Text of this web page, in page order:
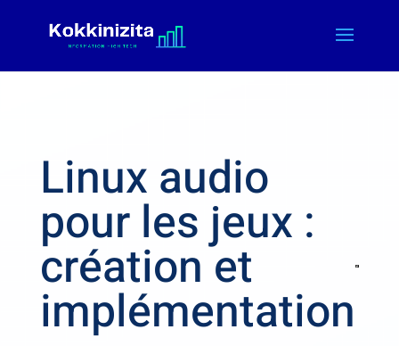
Linux audio
pour les jeux :
création et
implémentation